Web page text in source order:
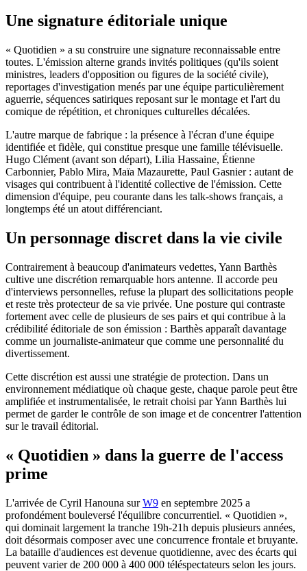
Une signature éditoriale unique
« Quotidien » a su construire une signature reconnaissable entre
toutes. L'émission alterne grands invités politiques (qu'ils soient
ministres, leaders d'opposition ou figures de la société civile),
reportages d'investigation menés par une équipe particulièrement
aguerrie, séquences satiriques reposant sur le montage et l'art du
comique de répétition, et chroniques culturelles décalées.
L'autre marque de fabrique : la présence à l'écran d'une équipe
identifiée et fidèle, qui constitue presque une famille télévisuelle.
Hugo Clément (avant son départ), Lilia Hassaine, Étienne
Carbonnier, Pablo Mira, Maïa Mazaurette, Paul Gasnier : autant de
visages qui contribuent à l'identité collective de l'émission. Cette
dimension d'équipe, peu courante dans les talk-shows français, a
longtemps été un atout différenciant.
Un personnage discret dans la vie civile
Contrairement à beaucoup d'animateurs vedettes, Yann Barthès
cultive une discrétion remarquable hors antenne. Il accorde peu
d'interviews personnelles, refuse la plupart des sollicitations people
et reste très protecteur de sa vie privée. Une posture qui contraste
fortement avec celle de plusieurs de ses pairs et qui contribue à la
crédibilité éditoriale de son émission : Barthès apparaît davantage
comme un journaliste-animateur que comme une personnalité du
divertissement.
Cette discrétion est aussi une stratégie de protection. Dans un
environnement médiatique où chaque geste, chaque parole peut être
amplifiée et instrumentalisée, le retrait choisi par Yann Barthès lui
permet de garder le contrôle de son image et de concentrer l'attention
sur le travail éditorial.
« Quotidien » dans la guerre de l'access
prime
L'arrivée de Cyril Hanouna surW9 en septembre 2025 a
profondément bouleversé l'équilibre concurrentiel. « Quotidien »,
qui dominait largement la tranche 19h-21h depuis plusieurs années,
doit désormais composer avec une concurrence frontale et bruyante.
La bataille d'audiences est devenue quotidienne, avec des écarts qui
peuvent varier de 200 000 à 400 000 téléspectateurs selon les jours.